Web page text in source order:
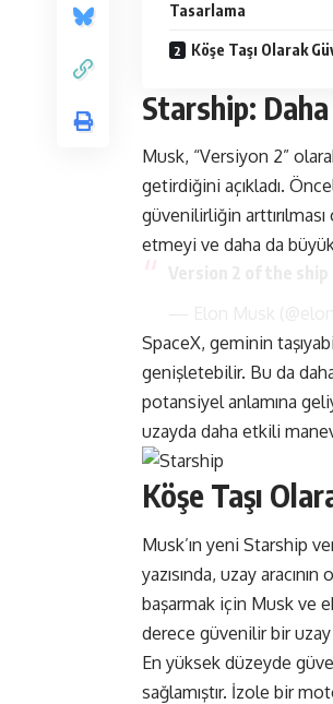
Tasarlama
Köşe Taşı Olarak
Starship:
Musk, “Versiyon 2”
getirdiğini açıkladı.
güvenilirliğin
etmeyi ve daha da
SpaceX, geminin
genişletebilir. Bu da
potansiyel anlamına
uzayda daha etkili
Köşe Taşı
Musk’ın yeni Starship
yazısında, uzay
başarmak için Musk ve
derece güvenilir bir
En yüksek düzeyde
sağlamıştır. İzole bir